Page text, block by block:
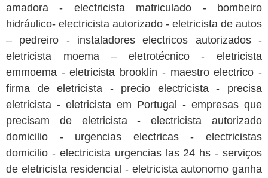
amadora - electricista matriculado - bombeiro
hidráulico- electricista autorizado - eletricista de autos
– pedreiro - instaladores electricos autorizados -
eletricista moema – eletrotécnico - eletricista
emmoema - eletricista brooklin - maestro electrico -
firma de eletricista - precio electricista - precisa
eletricista - eletricista em Portugal - empresas que
precisam de eletricista - electricista autorizado
domicilio - urgencias electricas - electricistas
domicilio - electricista urgencias las 24 hs - serviços
de eletricista residencial - eletricista autonomo ganha